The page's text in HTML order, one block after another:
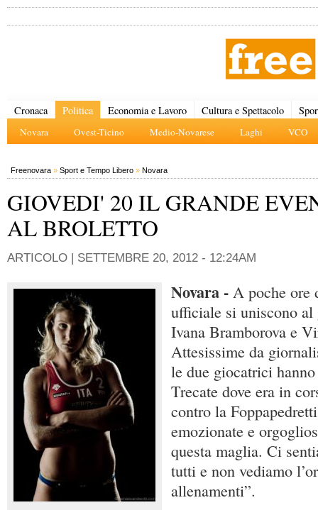
Cronaca Politica
Novara Ovest-Ticino Medio-Novarese Laghi VCO
Economia e Lavoro Cultura e Spettacolo
Freenovara » Sport e Tempo Libero » Novara
GIOVEDI' 20 IL GRANDE
AL BROLETTO
ARTICOLO | SETTEMBRE 20, 2012 - 12:24AM
Novara - A poche ore
ufficiale si uniscono
Ivana Bramborova e
Attesissime da
le due giocatrici
Trecate dove era in
contro la
emozionate e
questa maglia. Ci
tutti e non vediamo
allenamenti”.